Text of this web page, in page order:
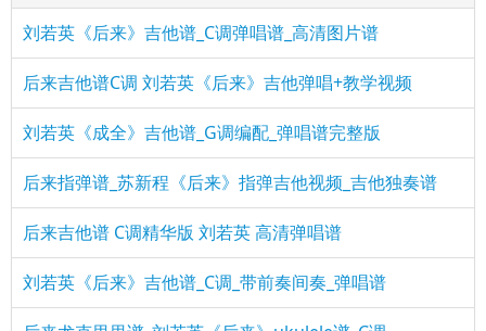
刘若英《后来》吉他谱_C调弹唱谱_高清图片谱
后来吉他谱C调 刘若英《后来》吉他弹唱+教学视频
刘若英《成全》吉他谱_G调编配_弹唱谱完整版
后来指弹谱_苏新程《后来》指弹吉他视频_吉他独奏谱
后来吉他谱 C调精华版 刘若英 高清弹唱谱
刘若英《后来》吉他谱_C调_带前奏间奏_弹唱谱